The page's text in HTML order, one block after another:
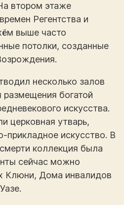
втором этаже
Регентства и
выше часто
потолки, созданные
несколько залов
размещения богатой
искусства.
церковная утварь,
прикладное искусство. В
коллекция была
сейчас можно
Клюни, Дома инвалидов